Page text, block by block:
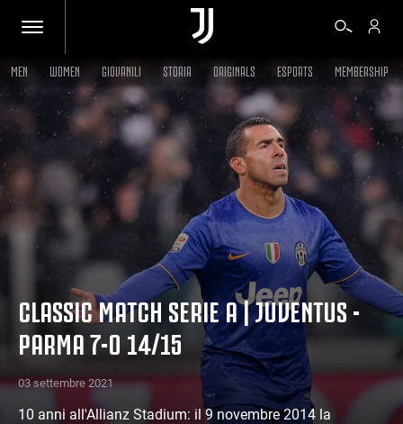
BIGLIETTI
SHOP
BIANCONERI
VIDEO
ALTRO
MEN WOMEN GIOVANILI STORIA ORIGINALS ESPORTS MEMBERSHIP
CLASSIC MATCH SERIE A | JUVENTUS -
PARMA 7-0 14/15
03 settembre 2021
10 anni all'Allianz Stadium: il 9 novembre 2014 la